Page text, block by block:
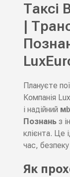
Таксі
|
Плануєте
Компанія
і надійний
Познаньз
клієнта. Це
час, безпеку
Як